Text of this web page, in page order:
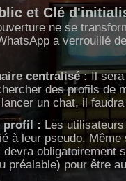
et Clé
ne se
a verrouillé
centralisé :Il sera
des profils de
un chat, il
profil : Les
à leur pseudo.
obligatoirement
préalable) pour être